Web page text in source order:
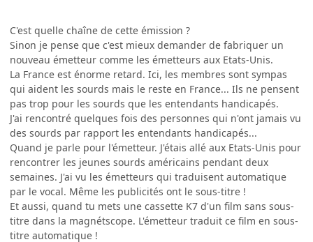
C'est quelle chaîne de cette émission ?
Sinon je pense que c'est mieux demander de fabriquer un
nouveau émetteur comme les émetteurs aux Etats-Unis.
La France est énorme retard. Ici, les membres sont sympas
qui aident les sourds mais le reste en France... Ils ne pensent
pas trop pour les sourds que les entendants handicapés.
J'ai rencontré quelques fois des personnes qui n'ont jamais vu
des sourds par rapport les entendants handicapés...
Quand je parle pour l'émetteur. J'étais allé aux Etats-Unis pour
rencontrer les jeunes sourds américains pendant deux
semaines. J'ai vu les émetteurs qui traduisent automatique
par le vocal. Même les publicités ont le sous-titre !
Et aussi, quand tu mets une cassette K7 d'un film sans sous-
titre dans la magnétscope. L'émetteur traduit ce film en sous-
titre automatique !